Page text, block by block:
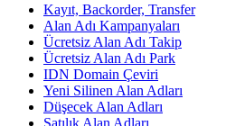
Kayıt, Backorder, Transfer
Alan Adı Kampanyaları
Ücretsiz Alan Adı Takip
Ücretsiz Alan Adı Park
IDN Domain Çeviri
Yeni Silinen Alan Adları
Düşecek Alan Adları
Satılık Alan Adları